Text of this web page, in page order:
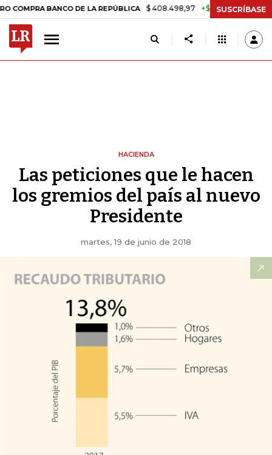
BANCO DE LA REPÚBLICA $ 408.498,97 +$ 8.753,81 +2,19% TASA
SUSCRÍBASE
HACIENDA
Las peticiones que le hacen
los gremios del país al nuevo
Presidente
martes, 19 de junio de 2018